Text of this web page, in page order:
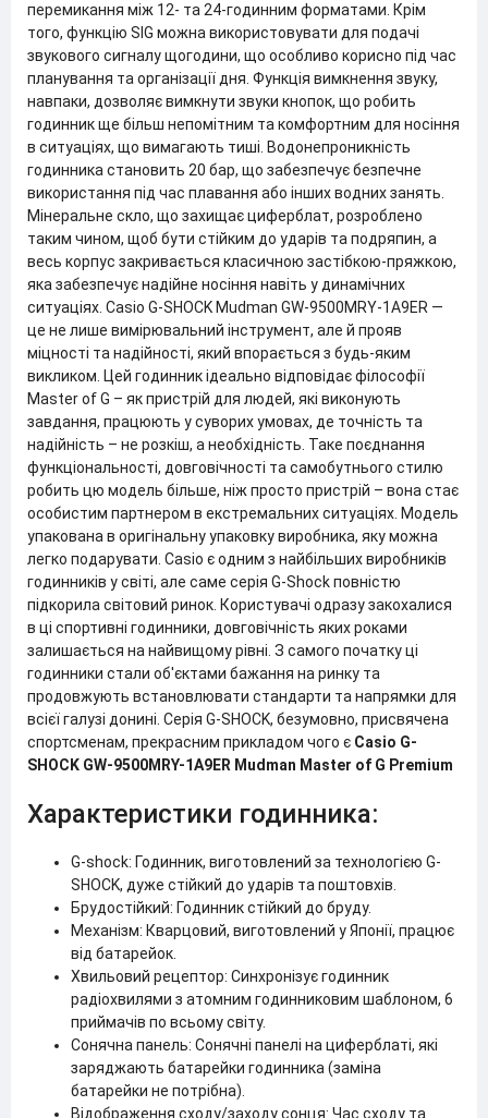
перемикання між 12- та 24-годинним форматами. Крім
того, функцію SIG можна використовувати для подачі
звукового сигналу щогодини, що особливо корисно під час
планування та організації дня. Функція вимкнення звуку,
навпаки, дозволяє вимкнути звуки кнопок, що робить
годинник ще більш непомітним та комфортним для носіння
в ситуаціях, що вимагають тиші. Водонепроникність
годинника становить 20 бар, що забезпечує безпечне
використання під час плавання або інших водних занять.
Мінеральне скло, що захищає циферблат, розроблено
таким чином, щоб бути стійким до ударів та подряпин, а
весь корпус закривається класичною застібкою-пряжкою,
яка забезпечує надійне носіння навіть у динамічних
ситуаціях. Casio G-SHOCK Mudman GW-9500MRY-1A9ER —
це не лише вимірювальний інструмент, але й прояв
міцності та надійності, який впорається з будь-яким
викликом. Цей годинник ідеально відповідає філософії
Master of G – як пристрій для людей, які виконують
завдання, працюють у суворих умовах, де точність та
надійність – не розкіш, а необхідність. Таке поєднання
функціональності, довговічності та самобутнього стилю
робить цю модель більше, ніж просто пристрій – вона стає
особистим партнером в екстремальних ситуаціях. Модель
упакована в оригінальну упаковку виробника, яку можна
легко подарувати. Casio є одним з найбільших виробників
годинників у світі, але саме серія G-Shock повністю
підкорила світовий ринок. Користувачі одразу закохалися
в ці спортивні годинники, довговічність яких роками
залишається на найвищому рівні. З самого початку ці
годинники стали об'єктами бажання на ринку та
продовжують встановлювати стандарти та напрямки для
всієї галузі донині. Серія G-SHOCK, безумовно, присвячена
спортсменам, прекрасним прикладом чого є Casio G-
SHOCK GW-9500MRY-1A9ER Mudman Master of G Premium
Характеристики годинника:
G-shock: Годинник, виготовлений за технологією G-
SHOCK, дуже стійкий до ударів та поштовхів.
Брудостійкий: Годинник стійкий до бруду.
Механізм: Кварцовий, виготовлений у Японії, працює
від батарейок.
Хвильовий рецептор: Синхронізує годинник
радіохвилями з атомним годинниковим шаблоном, 6
приймачів по всьому світу.
Сонячна панель: Сонячні панелі на циферблаті, які
заряджають батарейки годинника (заміна
батарейки не потрібна).
Відображення сходу/заходу сонця: Час сходу та